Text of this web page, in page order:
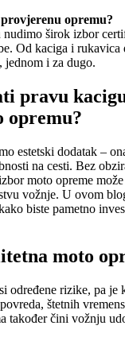
opremu?
nudimo širok izbor
Od kaciga i
jednom i za dugo.
pravu
opremu?
estetski dodatak –
na cesti. Bez
moto opreme
vožnje. U ovom
biste pametno
moto
određene rizike, pa je
štetnih
također čini vožnju